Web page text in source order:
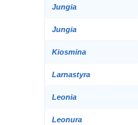
Jungia
Jungia
Kiosmina
Larnastyra
Leonia
Leonura